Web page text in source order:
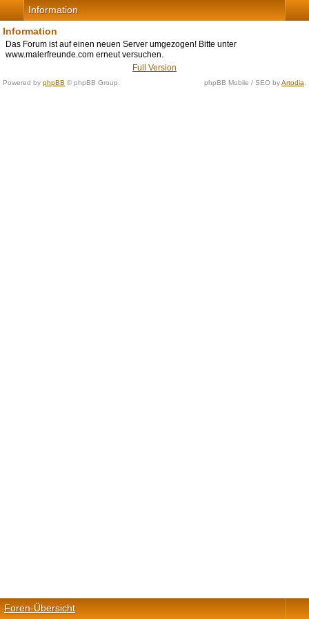
Information
Information
Das Forum ist auf einen neuen Server umgezogen! Bitte unter
www.malerfreunde.com erneut versuchen.
Full Version
Powered by phpBB © phpBB Group. phpBB Mobile / SEO byArtodia
Foren-Übersicht